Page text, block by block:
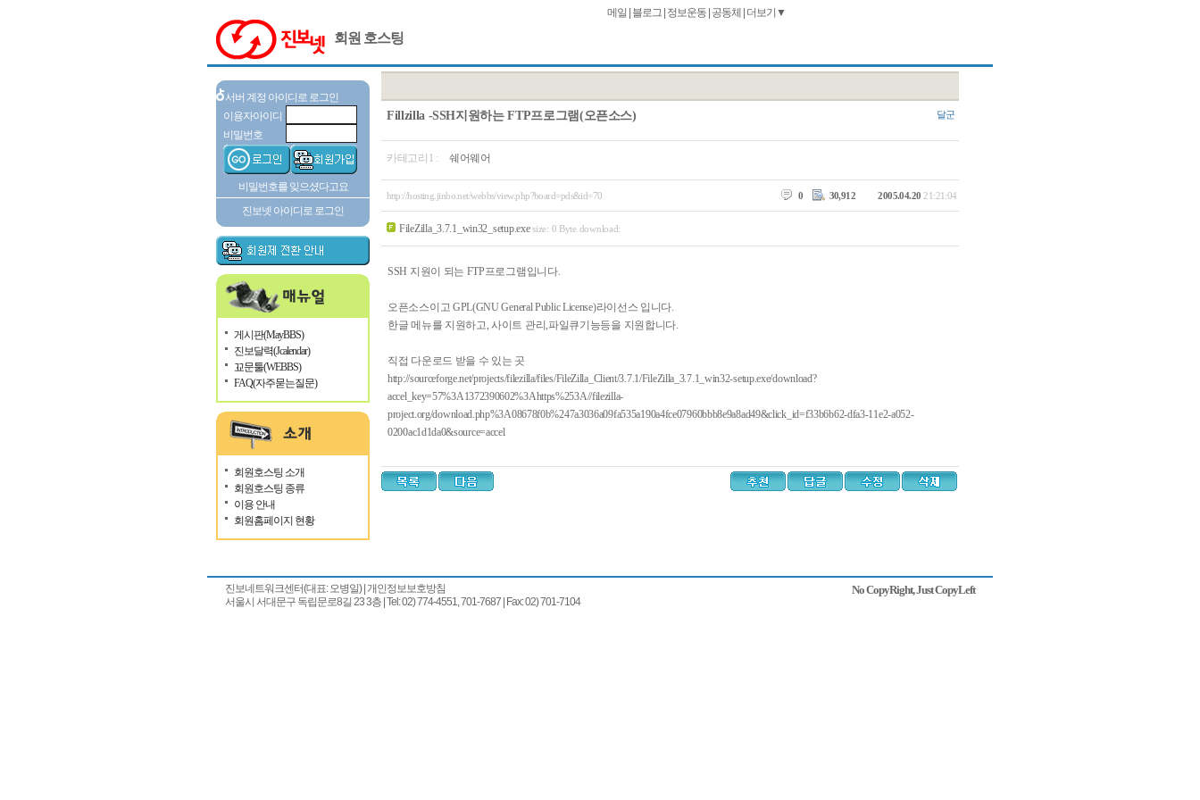
메일 블로그 정보운동 공동체 더보기▼
회원 호스팅
서버 계정 아이디로 로그인
이용자아이디
비밀번호
비밀번호를 잊으셨다고요
진보넷 아이디로 로그인
게시판(MayBBS)
진보달력(Jcalendar)
꾜문툴(WEBBS)
FAQ(자주묻는질문)
회원호스팅 소개
회원호스팅 종류
이용 안내
회원홈페이지 현황
달군
Fillzilla -SSH지원하는 FTP프로그램(오픈소스)
카테고리1 : 쉐어웨어
2005.04.20 21:21:04
30,912
0
http://hosting.jinbo.net/webbs/view.php?board=pds&id=70
FileZilla_3.7.1_win32_setup.exesize: 0 Byte download:
SSH 지원이 되는 FTP프로그램입니다.
오픈소스이고 GPL(GNU General Public License)라이선스 입니다.
한글 메뉴를 지원하고, 사이트 관리,파일큐기능등을 지원합니다.
직접 다운로드 받을 수 있는 곳
http://sourceforge.net/projects/filezilla/files/FileZilla_Client/3.7.1/FileZilla_3.7.1_win32-setup.exe/download?
accel_key=57%3A1372390602%3Ahttps%253A//filezilla-
project.org/download.php%3A08678f0b%247a3036a09fa535a190a4fce07960bbb8e9a8ad49&click_id=f33b6b62-dfa3-11e2-a052-
0200ac1d1da0&source=accel
진보네트워크센터(대표: 오병일)| 개인정보보호방침
서울시 서대문구 독립문로8길 23 3층 | Tel: 02) 774-4551, 701-7687 | Fax: 02) 701-7104
No CopyRight, Just CopyLeft